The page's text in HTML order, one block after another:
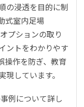
の浸透を目的に制
式室内足場
プションの取り
ントをわかりやす
操作を防ぎ、教育
しています。
例について詳し